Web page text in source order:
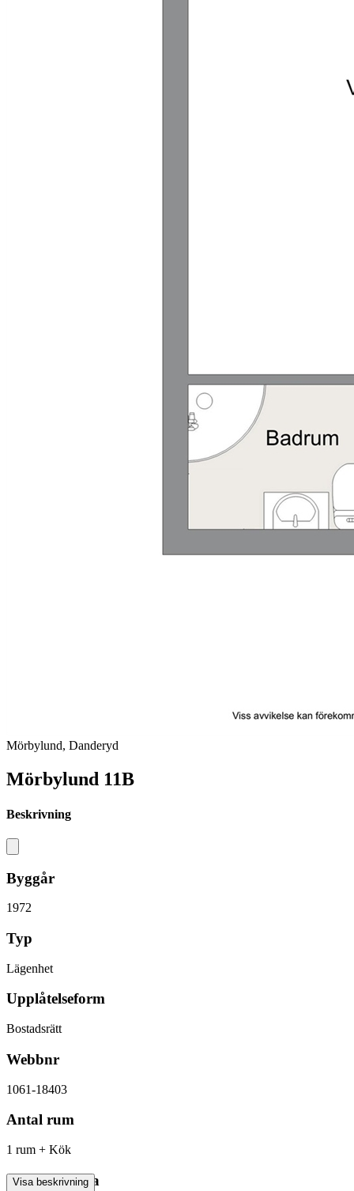
Mörbylund, Danderyd
Mörbylund 11B
Beskrivning
Byggår
1972
Typ
Lägenhet
Upplåtelseform
Bostadsrätt
Webbnr
1061-18403
Antal rum
1 rum + Kök
Boarea/Biarea
Visa beskrivning